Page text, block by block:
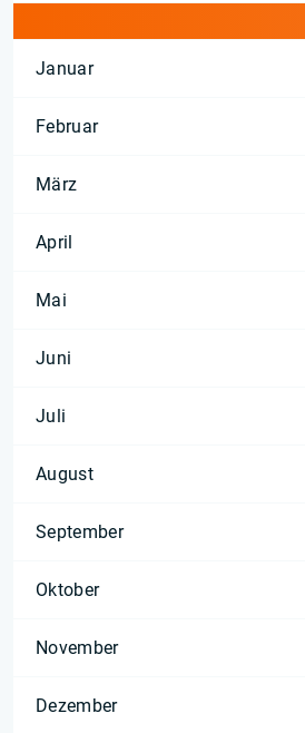
Januar
Februar
März
April
Mai
Juni
Juli
August
September
Oktober
November
Dezember